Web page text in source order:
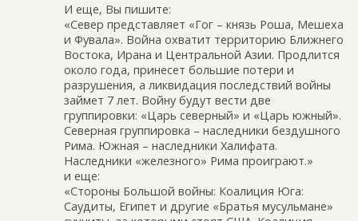
И еще, Вы пишите:
«Север представляет «Гог – князь Роша, Мешеха
и Фувала». Война охватит территорию Ближнего
Востока, Ирана и Центральной Азии. Продлится
около года, принесет большие потери и
разрушения, а ликвидация последствий войны
займет 7 лет. Войну будут вести две
группировки: «Царь северный» и «Царь южный».
Северная группировка – наследники бездушного
Рима. Южная – наследники Халифата.
Наследники «железного» Рима проиграют.»
и еще:
«Стороны Большой войны: Коалиция Юга:
Саудиты, Египет и другие «Братья мусульмане»